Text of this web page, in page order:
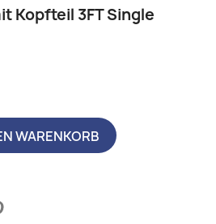
Kopfteil 3FT Single
WARENKORB